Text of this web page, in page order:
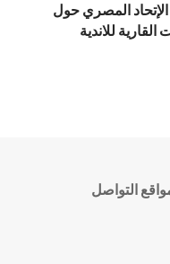
المصري حول
للاندية
التواصل